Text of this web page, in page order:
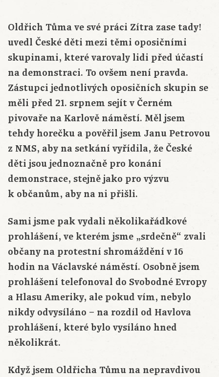
Oldřich Tůma ve své práci Zítra zase tady!
uvedl České děti mezi těmi oposičními
skupinami, které varovaly lidi před účastí
na demonstraci. To ovšem není pravda.
Zástupci jednotlivých oposičních skupin se
měli před 21. srpnem sejít v Černém
pivovaře na Karlově náměstí. Měl jsem
tehdy horečku a pověřil jsem Janu Petrovou
z NMS, aby na setkání vyřídila, že České
děti jsou jednoznačně pro konání
demonstrace, stejně jako pro výzvu
k občanům, aby na ni přišli.
Sami jsme pak vydali několikařádkové
prohlášení, ve kterém jsme „srdečně“ zvali
občany na protestní shromáždění v 16
hodin na Václavské náměstí. Osobně jsem
prohlášení telefonoval do Svobodné Evropy
a Hlasu Ameriky, ale pokud vím, nebylo
nikdy odvysíláno – na rozdíl od Havlova
prohlášení, které bylo vysíláno hned
několikrát.
Když jsem Oldřicha Tůmu na nepravdivou